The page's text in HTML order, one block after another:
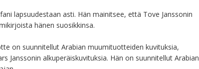
lapsuudestaan asti. Hän mainitsee, että Tove Janssonin
hänen suosikkinsa.
on suunnitellut Arabian muumituotteiden kuvituksia,
Janssonin alkuperäiskuvituksia. Hän on suunnitellut Arabian